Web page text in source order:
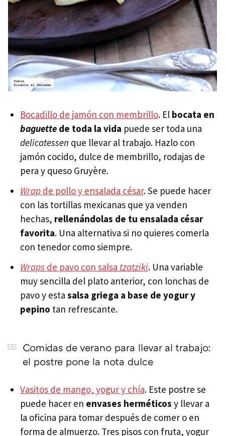
Bocadillo de jamón con membrillo. El bocata en
baguette de toda la vida puede ser toda una
delicatessen que llevar al trabajo. Hazlo con
jamón cocido, dulce de membrillo, rodajas de
pera y queso Gruyère.
Wrap de pollo y ensalada césar. Se puede hacer
con las tortillas mexicanas que ya venden
hechas, rellenándolas de tu ensalada césar
favorita. Una alternativa si no quieres comerla
con tenedor como siempre.
Wraps de pavo con salsa tzatziki. Una variable
muy sencilla del plato anterior, con lonchas de
pavo y esta salsa griega a base de yogur y
pepino tan refrescante.
Comidas de verano para llevar al trabajo:
el postre pone la nota dulce
Vasitos de mango, yogur y chía. Este postre se
puede hacer en envases herméticos y llevar a
la oficina para tomar después de comer o en
forma de almuerzo. Tres pisos con fruta, yogur